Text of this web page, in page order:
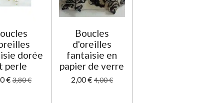
dorée
perle
€3,80 €
Boucles
d'oreilles
fantaisie en
papier de verre
2,00 €4,00 €